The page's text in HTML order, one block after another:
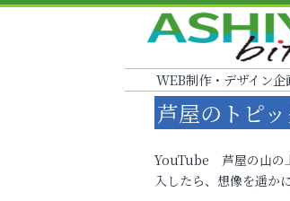
WEB制作・デザイン企
芦屋のトピ
YouTube 芦屋の山の
入したら、想像を遥か